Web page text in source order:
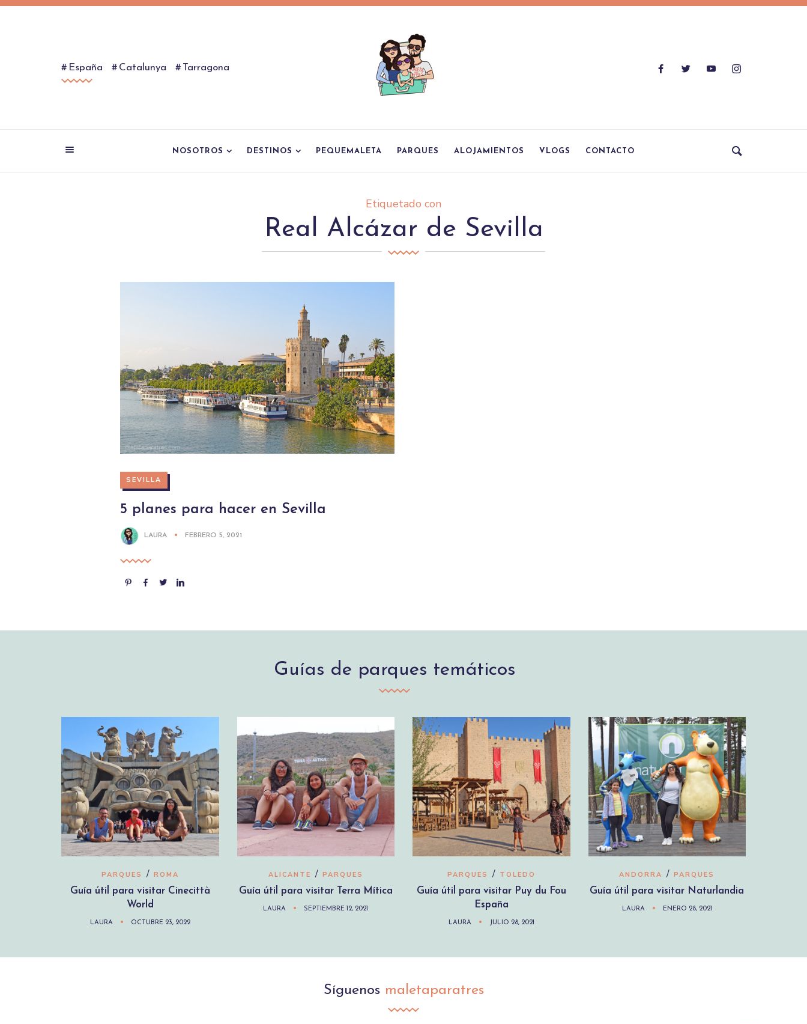
España Catalunya Tarragona
NOSOTROS DESTINOS PEQUEMALETA PARQUES ALOJAMIENTOS VLOGS CONTACTO
Etiquetado con
Real Alcázar de Sevilla
SEVILLA
5 planes para hacer en Sevilla
LAURA FEBRERO 5, 2021
Guías de parques temáticos
PARQUES / ROMA
Guía útil para visitar Cinecittà
World
LAURA OCTUBRE 23, 2022
ALICANTE / PARQUES
Guía útil para visitar Terra Mítica
LAURA SEPTIEMBRE 12, 2021
PARQUES / TOLEDO
Guía útil para visitar Puy du Fou
España
LAURA JULIO 28, 2021
ANDORRA / PARQUES
Guía útil para visitar Naturlandia
LAURA ENERO 28, 2021
Síguenos maletaparatres